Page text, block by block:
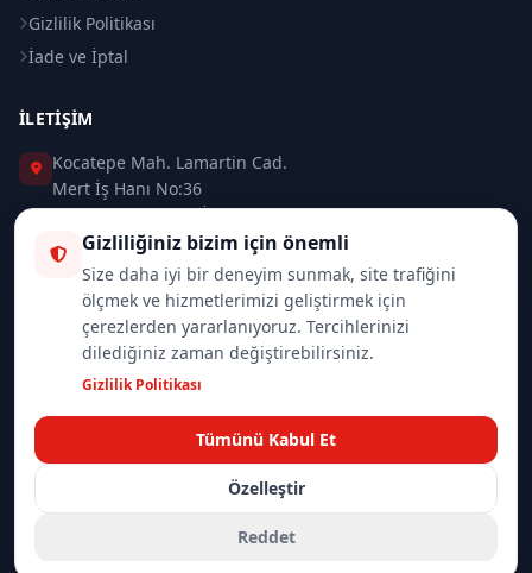
Gizlilik Politikası
İade ve İptal
İLETIŞIM
Kocatepe Mah. Lamartin Cad.
Mert İş Hanı No:36
Taksim / Beyoğlu / İSTANBUL
0 (212) 235 37 83
0 (532) 418 08 46
info@merttrade.com
© 2026Mannlich | MertTrade.com— Tüm hakları saklıdır.
Gizlilikİade Politikası
Gizliliğiniz bizim için önemli
Size daha iyi bir deneyim sunmak, site trafiğini
ölçmek ve hizmetlerimizi geliştirmek için
çerezlerden yararlanıyoruz. Tercihlerinizi
dilediğiniz zaman değiştirebilirsiniz.
Gizlilik Politikası
Tümünü Kabul Et
Özelleştir
Reddet